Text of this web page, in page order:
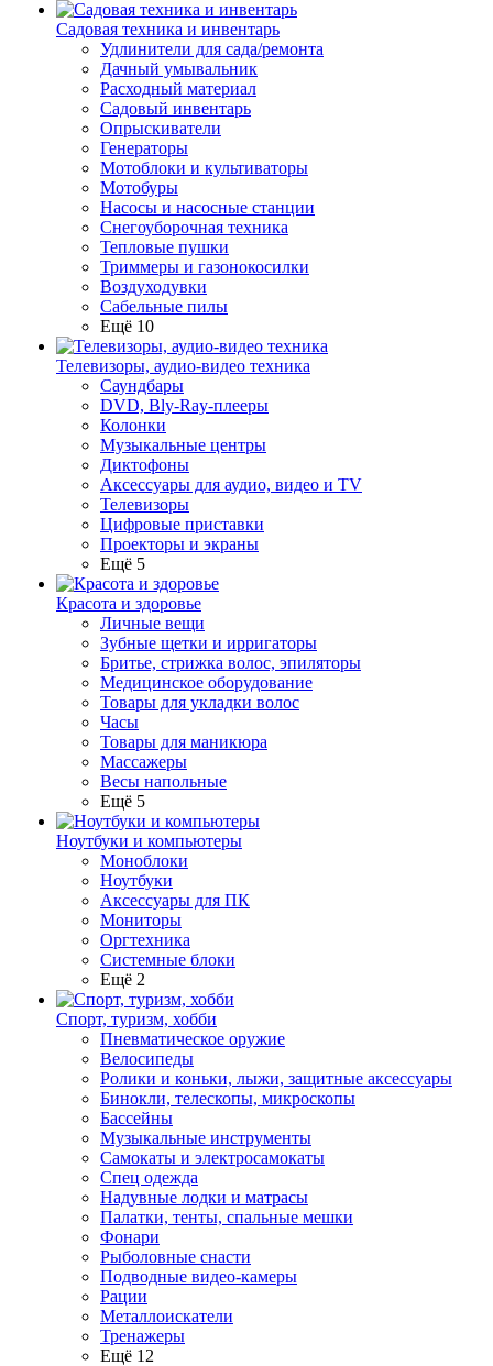
Садовая техника и инвентарь
Удлинители для сада/ремонта
Дачный умывальник
Расходный материал
Садовый инвентарь
Опрыскиватели
Генераторы
Мотоблоки и культиваторы
Мотобуры
Насосы и насосные станции
Снегоуборочная техника
Тепловые пушки
Триммеры и газонокосилки
Воздуходувки
Сабельные пилы
Ещё 10
Телевизоры, аудио-видео техника
Саундбары
DVD, Bly-Ray-плееры
Колонки
Музыкальные центры
Диктофоны
Аксессуары для аудио, видео и TV
Телевизоры
Цифровые приставки
Проекторы и экраны
Ещё 5
Красота и здоровье
Личные вещи
Зубные щетки и ирригаторы
Бритье, стрижка волос, эпиляторы
Медицинское оборудование
Товары для укладки волос
Часы
Товары для маникюра
Массажеры
Весы напольные
Ещё 5
Ноутбуки и компьютеры
Моноблоки
Ноутбуки
Аксессуары для ПК
Мониторы
Оргтехника
Системные блоки
Ещё 2
Спорт, туризм, хобби
Пневматическое оружие
Велосипеды
Ролики и коньки, лыжи, защитные аксессуары
Бинокли, телескопы, микроскопы
Бассейны
Музыкальные инструменты
Самокаты и электросамокаты
Спец одежда
Надувные лодки и матрасы
Палатки, тенты, спальные мешки
Фонари
Рыболовные снасти
Подводные видео-камеры
Рации
Металлоискатели
Тренажеры
Ещё 12